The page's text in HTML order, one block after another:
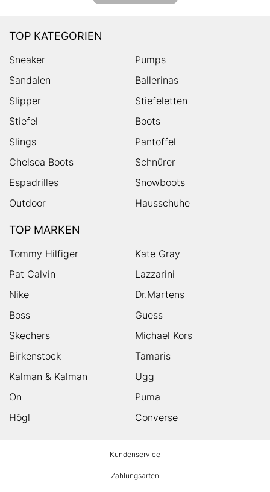
TOP KATEGORIEN
Sneaker
Pumps
Sandalen
Ballerinas
Slipper
Stiefeletten
Stiefel
Boots
Slings
Pantoffel
Chelsea Boots
Schnürer
Espadrilles
Snowboots
Outdoor
Hausschuhe
TOP MARKEN
Tommy Hilfiger
Kate Gray
Pat Calvin
Lazzarini
Nike
Dr.Martens
Boss
Guess
Skechers
Michael Kors
Birkenstock
Tamaris
Kalman & Kalman
Ugg
On
Puma
Högl
Converse
Kundenservice
Zahlungsarten